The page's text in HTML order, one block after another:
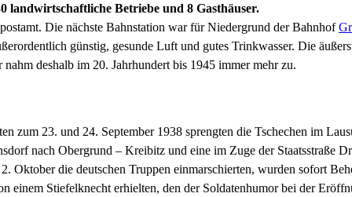
landwirtschaftliche Betriebe und 8 Gasthäuser.
Die nächste Bahnstation war für Niedergrund der Bahnhof
günstig, gesunde Luft und gutes Trinkwasser. Die
deshalb im 20. Jahrhundert bis 1945 immer mehr zu.
zum 23. und 24. September 1938 sprengten die Tschechen im
nach Obergrund – Kreibitz und eine im Zuge der Staatsstraße
die deutschen Truppen einmarschierten, wurden sofort
Stiefelknecht erhielten, den der Soldatenhumor bei der